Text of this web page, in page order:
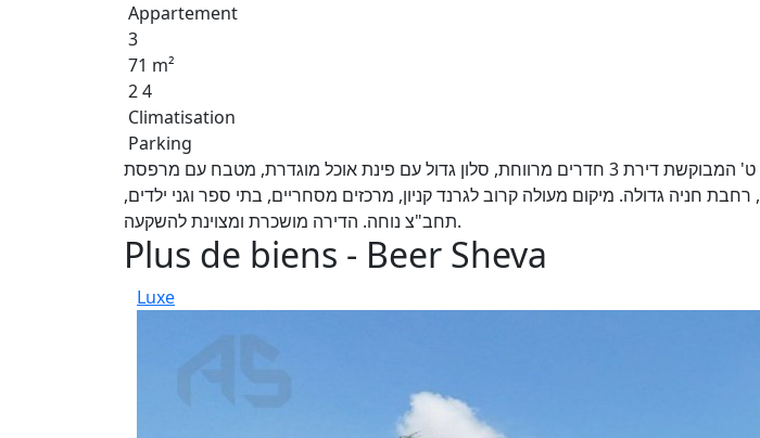
Appartement
3
71 m²
2 4
Climatisation
Parking
למכירה בשכונה ט' המבוקשת דירת 3 חדרים מרווחת, סלון גדול עם פינת אוכל מוגדרת, מטבח עם מרפסת
שירות. קומה 2 מ4, רחבת חניה גדולה. מיקום מעולה קרוב לגרנד קניון, מרכזים מסחריים, בתי ספר וגני ילדים,
תחב"צ נוחה. הדירה מושכרת ומצוינת להשקעה.
Plus de biens - Beer Sheva
Luxe